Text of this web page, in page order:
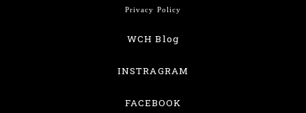
Privacy Policy
WCH Blog
INSTRAGRAM
FACEBOOK